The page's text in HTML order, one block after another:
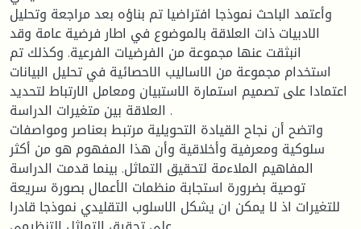
وأعتمد الباحث نموذجا افتراضيا تم بناؤه بعد مراجعة وتحليل
الادبيات ذات العلاقة بالموضوع في اطار فرضية عامة وقد
انبثقت عنها مجموعة من الفرضيات الفرعية. وكذلك تم
استخدام مجموعة من الاساليب الاحصائية في تحليل البيانات
اعتمادا على تصميم استمارة الاستبيان ومعامل الارتباط لتحديد
العلاقة بين متغيرات الدراسة .
واتضح أن نجاح القيادة التحويلية مرتبط بعناصر ومواصفات
سلوكية ومعرفية وأخلاقية وأن هذا المفهوم هو من أكثر
المفاهيم الملاءمة لتحقيق التماثل. بينما قدمت الدراسة
توصية بضرورة استجابة منظمات الأعمال بصورة سريعة
للتغيرات اذ لا يمكن ان يشكل الاسلوب التقليدي نموذجا قادرا